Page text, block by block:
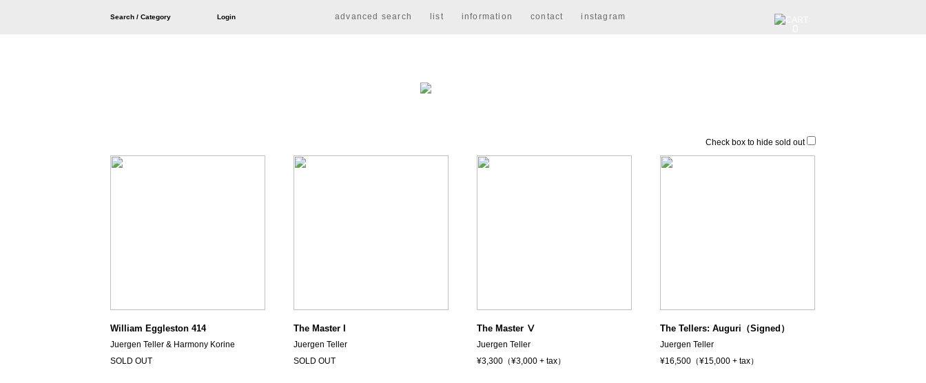
Search / Category Login advanced search list information contact instagram
Check box to hide sold out
William Eggleston 414
Juergen Teller & Harmony Korine
SOLD OUT
The Master I
Juergen Teller
SOLD OUT
The Master Ⅴ
Juergen Teller
¥3,300（¥3,000 + tax）
The Tellers: Auguri（Signed）
Juergen Teller
¥16,500（¥15,000 + tax）